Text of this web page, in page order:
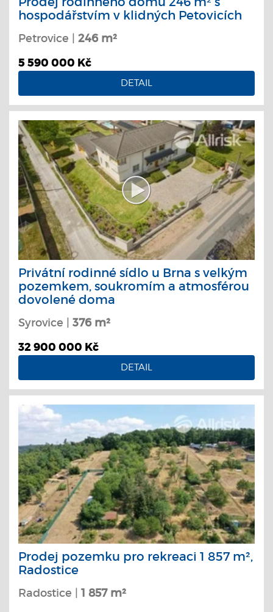
hospodářstvím v klidných Petovicích
Petrovice | 246 m²
5 590 000 Kč
DETAIL
Privátní rodinné sídlo u Brna s velkým
pozemkem, soukromím a atmosférou
dovolené doma
Syrovice | 376 m²
32 900 000 Kč
DETAIL
Prodej pozemku pro rekreaci 1 857 m²,
Radostice
Radostice | 1 857 m²